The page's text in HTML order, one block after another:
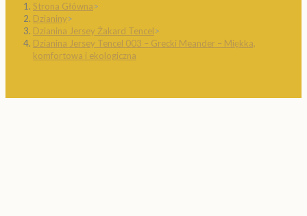
Strona Główna>
Dzianiny>
Dzianina Jersey Żakard Tencel>
Dzianina Jersey Tencel 003 – Grecki Meander – Miękka,
komfortowa i ekologiczna